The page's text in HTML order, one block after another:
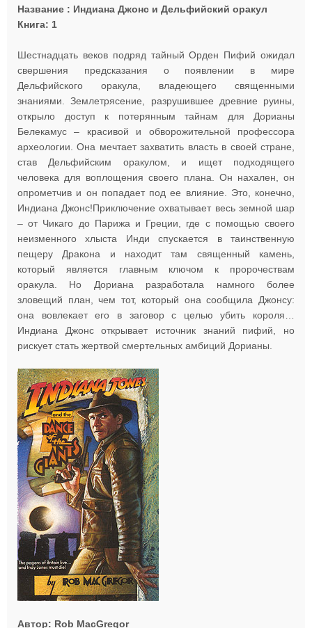
Название : Индиана Джонс и Дельфийский оракул
Книга: 1
Шестнадцать веков подряд тайный Орден Пифий ожидал
свершения предсказания о появлении в мире
Дельфийского оракула, владеющего священными
знаниями. Землетрясение, разрушившее древние руины,
открыло доступ к потерянным тайнам для Дорианы
Белекамус – красивой и обворожительной профессора
археологии. Она мечтает захватить власть в своей стране,
став Дельфийским оракулом, и ищет подходящего
человека для воплощения своего плана. Он нахален, он
опрометчив и он попадает под ее влияние. Это, конечно,
Индиана Джонс!Приключение охватывает весь земной шар
– от Чикаго до Парижа и Греции, где с помощью своего
неизменного хлыста Инди спускается в таинственную
пещеру Дракона и находит там священный камень,
который является главным ключом к пророчествам
оракула. Но Дориана разработала намного более
зловещий план, чем тот, который она сообщила Джонсу:
она вовлекает его в заговор с целью убить короля…
Индиана Джонс открывает источник знаний пифий, но
рискует стать жертвой смертельных амбиций Дорианы.
Автор: Rob MacGregor